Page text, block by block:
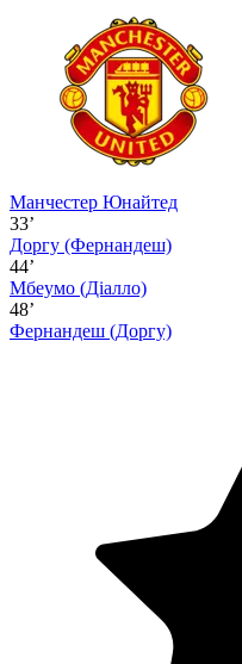
Манчестер Юнайтед
33’
Доргу (Фернандеш)
44’
Мбеумо (Діалло)
48’
Фернандеш (Доргу)